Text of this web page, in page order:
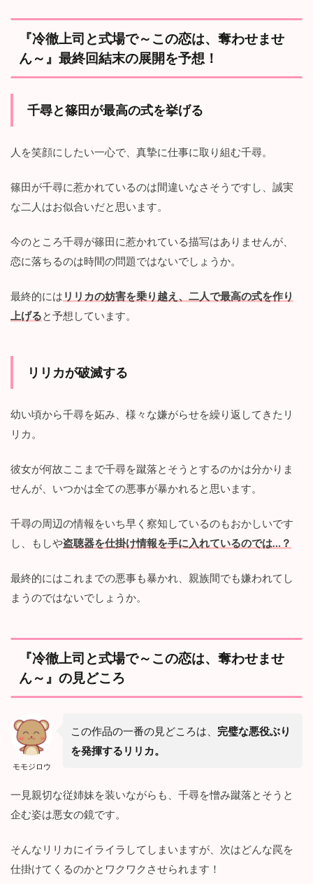
『冷徹上司と式場で～この恋は、奪わせませ
ん～』最終回結末の展開を予想！
千尋と篠田が最高の式を挙げる
人を笑顔にしたい一心で、真摯に仕事に取り組む千尋。
篠田が千尋に惹かれているのは間違いなさそうですし、誠実
な二人はお似合いだと思います。
今のところ千尋が篠田に惹かれている描写はありませんが、
恋に落ちるのは時間の問題ではないでしょうか。
最終的には リリカの妨害を乗り越え、二人で最高の式を作り
上げると予想しています。
リリカが破滅する
幼い頃から千尋を妬み、様々な嫌がらせを繰り返してきたリ
リカ。
彼女が何故ここまで千尋を蹴落とそうとするのかは分かりま
せんが、いつかは全ての悪事が暴かれると思います。
千尋の周辺の情報をいち早く察知しているのもおかしいです
し、もしや盗聴器を仕掛け情報を手に入れているのでは…？
最終的にはこれまでの悪事も暴かれ、親族間でも嫌われてし
まうのではないでしょうか。
『冷徹上司と式場で～この恋は、奪わせませ
ん～』の見どころ
モモジロウ
この作品の一番の見どころは、 完璧な悪役ぶり
を発揮するリリカ。
一見親切な従姉妹を装いながらも、千尋を憎み蹴落とそうと
企む姿は悪女の鏡です。
そんなリリカにイライラしてしまいますが、次はどんな罠を
仕掛けてくるのかとワクワクさせられます！